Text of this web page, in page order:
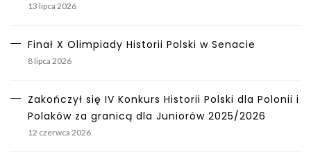
13 lipca 2026
Finał X Olimpiady Historii Polski w Senacie
8 lipca 2026
Zakończył się IV Konkurs Historii Polski dla Polonii i
Polaków za granicą dla Juniorów 2025/2026
12 czerwca 2026